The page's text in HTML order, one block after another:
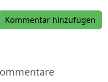
Kommentar hinzufügen